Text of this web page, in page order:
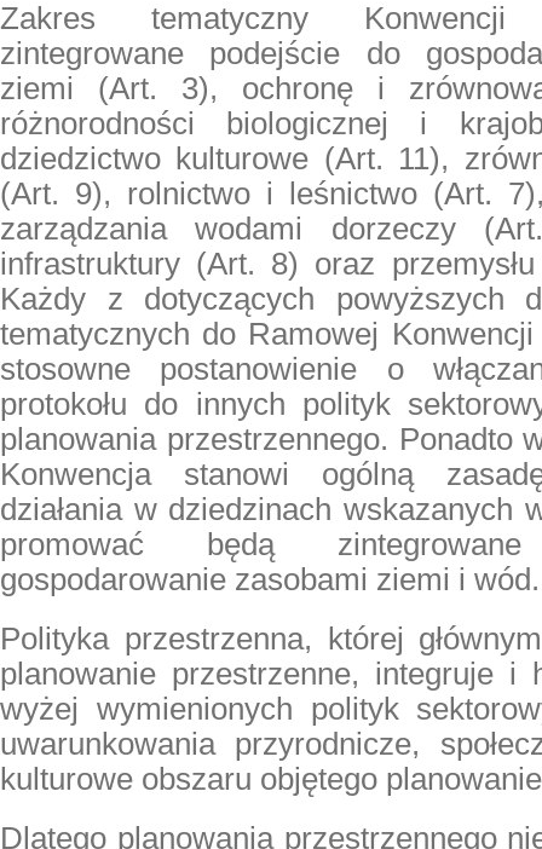
Zakres tematyczny
zintegrowane podejście do
ziemi (Art. 3), ochronę i
różnorodności biologicznej i
dziedzictwo kulturowe (Art. 11),
(Art. 9), rolnictwo i leśnictwo (Art.
zarządzania wodami dorzeczy
infrastruktury (Art. 8) oraz
Każdy z dotyczących powyższych
tematycznych do Ramowej
stosowne postanowienie o
protokołu do innych polityk
planowania przestrzennego. Ponadto
Konwencja stanowi ogólną
działania w dziedzinach wskazanych
promować będą
gospodarowanie zasobami ziemi i wód.
Polityka przestrzenna, której
planowanie przestrzenne, integruje i
wyżej wymienionych polityk
uwarunkowania przyrodnicze,
kulturowe obszaru objętego
Dlatego planowania przestrzennego